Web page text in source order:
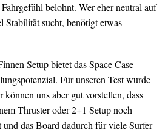
belohnt. Wer eher neutral auf
Stabilität sucht, benötigt etwas
Setup bietet das Space Case
Für unseren Test wurde
uns aber gut vorstellen, dass
Thruster oder 2+1 Setup noch
das Board dadurch für viele Surfer